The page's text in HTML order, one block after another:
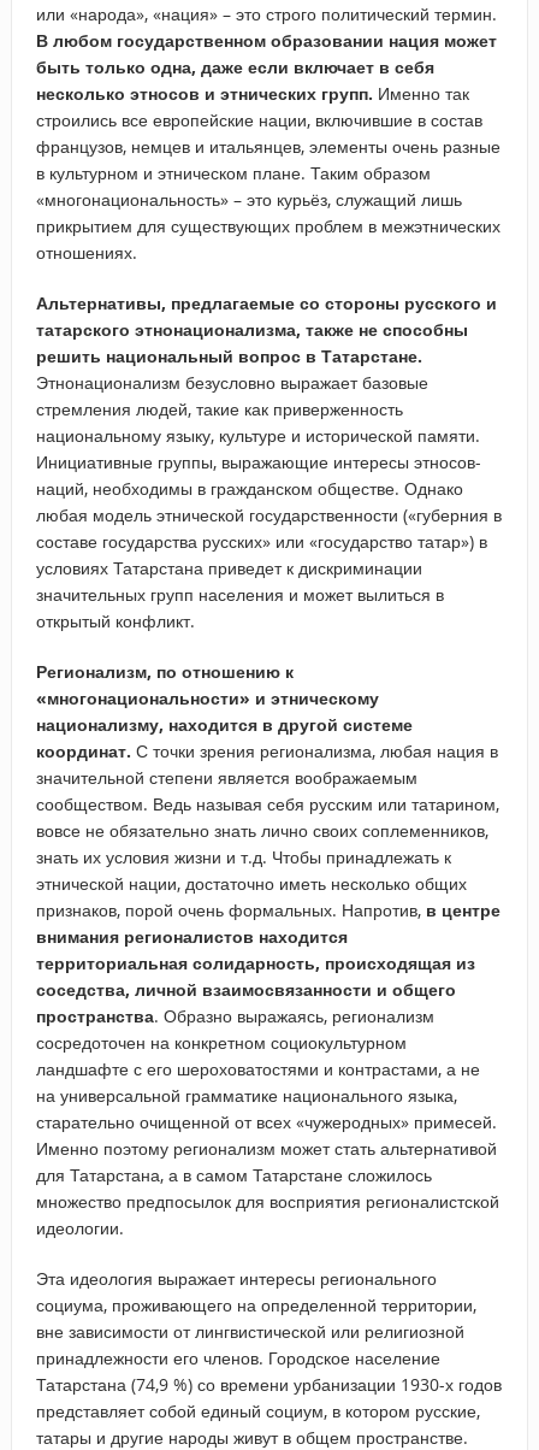
или «народа», «нация» – это строго политический термин.
В любом государственном образовании нация может
быть только одна, даже если включает в себя
несколько этносов и этнических групп. Именно так
строились все европейские нации, включившие в состав
французов, немцев и итальянцев, элементы очень разные
в культурном и этническом плане. Таким образом
«многонациональность» – это курьёз, служащий лишь
прикрытием для существующих проблем в межэтнических
отношениях.
Альтернативы, предлагаемые со стороны русского и
татарского этнонационализма, также не способны
решить национальный вопрос в Татарстане.
Этнонационализм безусловно выражает базовые
стремления людей, такие как приверженность
национальному языку, культуре и исторической памяти.
Инициативные группы, выражающие интересы этносов-
наций, необходимы в гражданском обществе. Однако
любая модель этнической государственности («губерния в
составе государства русских» или «государство татар») в
условиях Татарстана приведет к дискриминации
значительных групп населения и может вылиться в
открытый конфликт.
Регионализм, по отношению к
«многонациональности» и этническому
национализму, находится в другой системе
координат. С точки зрения регионализма, любая нация в
значительной степени является воображаемым
сообществом. Ведь называя себя русским или татарином,
вовсе не обязательно знать лично своих соплеменников,
знать их условия жизни и т.д. Чтобы принадлежать к
этнической нации, достаточно иметь несколько общих
признаков, порой очень формальных. Напротив, в центре
внимания регионалистов находится
территориальная солидарность, происходящая из
соседства, личной взаимосвязанности и общего
пространства. Образно выражаясь, регионализм
сосредоточен на конкретном социокультурном
ландшафте с его шероховатостями и контрастами, а не
на универсальной грамматике национального языка,
старательно очищенной от всех «чужеродных» примесей.
Именно поэтому регионализм может стать альтернативой
для Татарстана, а в самом Татарстане сложилось
множество предпосылок для восприятия регионалистской
идеологии.
Эта идеология выражает интересы регионального
социума, проживающего на определенной территории,
вне зависимости от лингвистической или религиозной
принадлежности его членов. Городское население
Татарстана (74,9 %) со времени урбанизации 1930-х годов
представляет собой единый социум, в котором русские,
татары и другие народы живут в общем пространстве.